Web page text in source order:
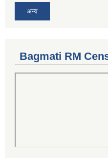
अन्य
Bagmati RM